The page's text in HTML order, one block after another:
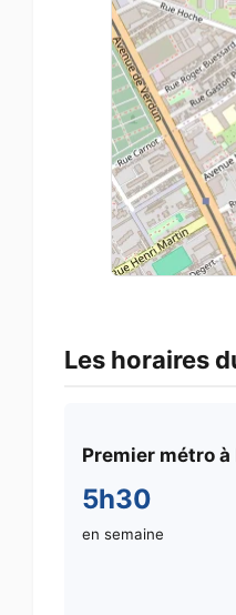
Les horaires
Premier métro
5h30
en semaine